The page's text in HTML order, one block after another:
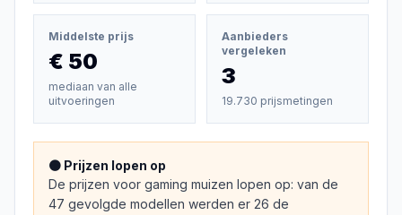
Middelste prijs
€ 50
mediaan van alle
uitvoeringen
Aanbieders
vergeleken
3
19.730 prijsmetingen
🟠 Prijzen lopen op
De prijzen voor gaming muizen lopen op: van de
47 gevolgde modellen werden er 26 de